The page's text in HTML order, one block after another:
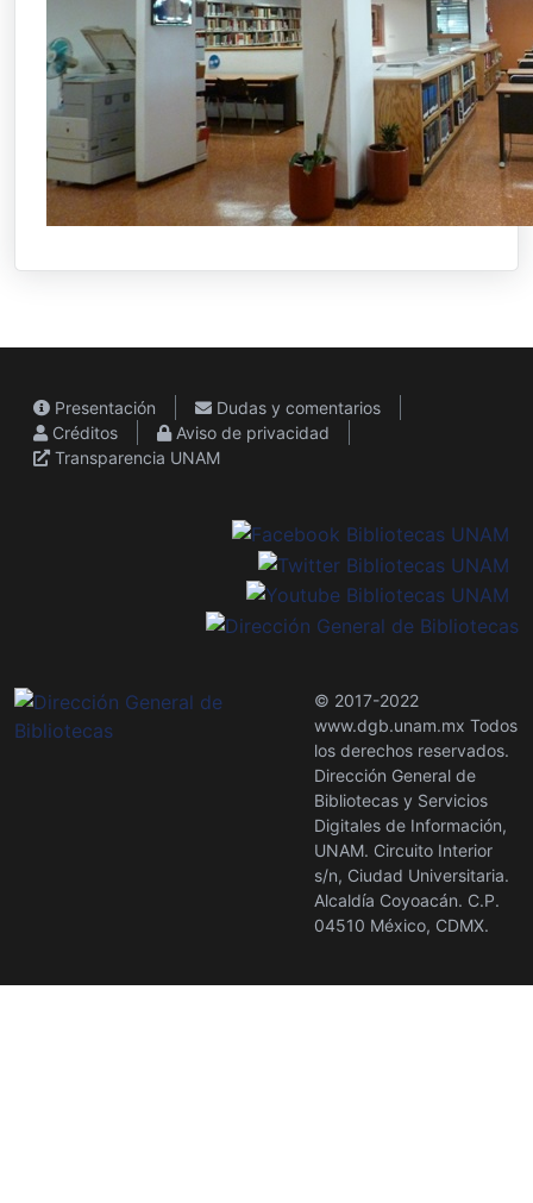
Presentación
Dudas y comentarios
Créditos
Aviso de privacidad
Transparencia UNAM
© 2017-2022
www.dgb.unam.mx Todos
los derechos reservados.
Dirección General de
Bibliotecas y Servicios
Digitales de Información,
UNAM. Circuito Interior
s/n, Ciudad Universitaria.
Alcaldía Coyoacán. C.P.
04510 México, CDMX.